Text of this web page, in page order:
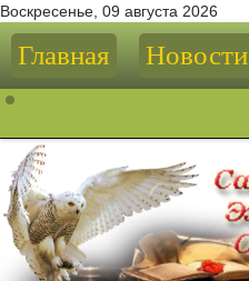
Воскресенье, 09 августа 2026
Главная Новости